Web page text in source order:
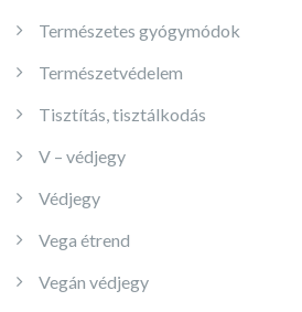
Természetes gyógymódok
Természetvédelem
Tisztítás, tisztálkodás
V – védjegy
Védjegy
Vega étrend
Vegán védjegy